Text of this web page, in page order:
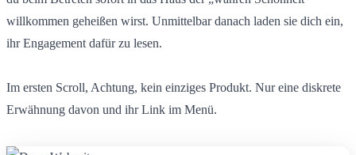
willkommen geheißen wirst. Unmittelbar danach laden sie dich ein,
ihr Engagement dafür zu lesen.
Im ersten Scroll, Achtung, kein einziges Produkt. Nur eine diskrete
Erwähnung davon und ihr Link im Menü.